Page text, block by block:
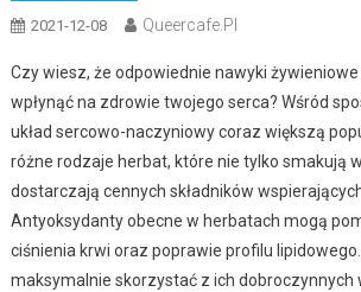
2021-12-08 Queercafe.pl
Czy wiesz, że odpowiednie nawyki
wpłynąć na zdrowie twojego serca? Wśród
układ sercowo-naczyniowy coraz większą
różne rodzaje herbat, które nie tylko smakują
dostarczają cennych składników
Antyoksydanty obecne w herbatach mogą
ciśnienia krwi oraz poprawie profilu
maksymalnie skorzystać z ich dobroczynnych